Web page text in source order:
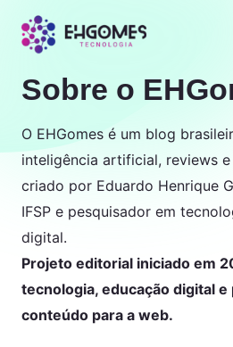
Sobre o
O EHGomes é um blog
inteligência artificial, reviews
criado por Eduardo Henrique
IFSP e pesquisador em
digital.
Projeto editorial iniciado em
tecnologia, educação digital e
conteúdo para a web.